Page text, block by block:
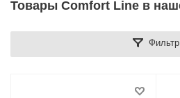
Товары Comfort Line в
Фильтр